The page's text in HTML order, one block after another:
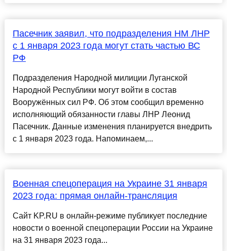
Пасечник заявил, что подразделения НМ ЛНР
с 1 января 2023 года могут стать частью ВС
РФ
Подразделения Народной милиции Луганской
Народной Республики могут войти в состав
Вооружённых сил РФ. Об этом сообщил временно
исполняющий обязанности главы ЛНР Леонид
Пасечник. Данные изменения планируется внедрить
с 1 января 2023 года. Напоминаем,...
Военная спецоперация на Украине 31 января
2023 года: прямая онлайн-трансляция
Сайт KP.RU в онлайн-режиме публикует последние
новости о военной спецоперации России на Украине
на 31 января 2023 года...